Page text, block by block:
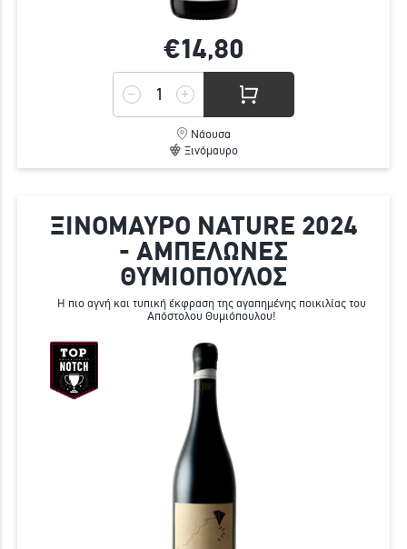
€14,80
Νάουσα
Ξινόμαυρο
ΞΙΝΟΜΑΥΡΟ NATURE 2024
- ΑΜΠΕΛΩΝΕΣ
ΘΥΜΙΟΠΟΥΛΟΣ
Η πιο αγνή και τυπική έκφραση της αγαπημένης ποικιλίας του
Απόστολου Θυμιόπουλου!